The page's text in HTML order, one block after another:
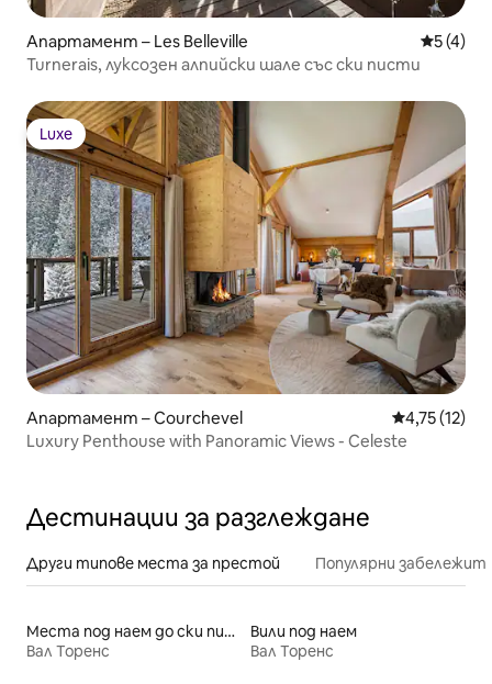
Апартамент – Les Belleville Средна
5 (4)
Turnerais, луксозен алпийски шале със ски писти
Luxe
Luxe
Апартамент – Courchevel Средна
4,75 (12)
Luxury Penthouse with Panoramic Views - Celeste
Дестинации за разглеждане
Други типове места за престой Популярни
Места под наем до ски писти
Вал Торенс
Вили под наем
Вал Торенс